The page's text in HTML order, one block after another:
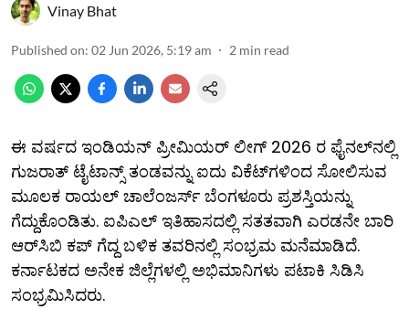
Vinay Bhat
Published on: 02 Jun 2026, 5:19 am 2 min read
ಈ ವರ್ಷದ ಇಂಡಿಯನ್ ಪ್ರೀಮಿಯರ್ ಲೀಗ್ 2026 ರ ಫೈನಲ್‌ನಲ್ಲಿ
ಗುಜರಾತ್ ಟೈಟಾನ್ಸ್ ತಂಡವನ್ನು ಐದು ವಿಕೆಟ್‌ಗಳಿಂದ ಸೋಲಿಸುವ
ಮೂಲಕ ರಾಯಲ್ ಚಾಲೆಂಜರ್ಸ್ ಬೆಂಗಳೂರು ಪ್ರಶಸ್ತಿಯನ್ನು
ಗೆದ್ದುಕೊಂಡಿತು. ಐಪಿಎಲ್ ಇತಿಹಾಸದಲ್ಲಿ ಸತತವಾಗಿ ಎರಡನೇ ಬಾರಿ
ಆರ್​ಸಿಬಿ ಕಪ್ ಗೆದ್ದ ಬಳಿಕ ತವರಿನಲ್ಲಿ ಸಂಭ್ರಮ ಮನೆಮಾಡಿದೆ.
ಕರ್ನಾಟಕದ ಅನೇಕ ಜಿಲ್ಲೆಗಳಲ್ಲಿ ಅಭಿಮಾನಿಗಳು ಪಟಾಕಿ ಸಿಡಿಸಿ
ಸಂಭ್ರಮಿಸಿದರು.